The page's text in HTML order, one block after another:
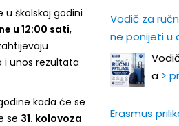
u školskoj godini
u 12:00 sati,
i unos rezultata
kada će se
se 31. kolovoza
Vodič za
ne ponijeti u
a >
Erasmus